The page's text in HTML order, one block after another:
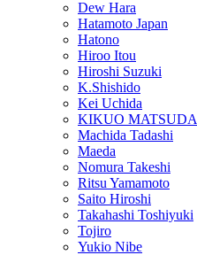
Dew Hara
Hatamoto Japan
Hatono
Hiroo Itou
Hiroshi Suzuki
K.Shishido
Kei Uchida
KIKUO MATSUDA
Machida Tadashi
Maeda
Nomura Takeshi
Ritsu Yamamoto
Saito Hiroshi
Takahashi Toshiyuki
Tojiro
Yukio Nibe